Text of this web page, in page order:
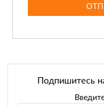
Подпишитесь